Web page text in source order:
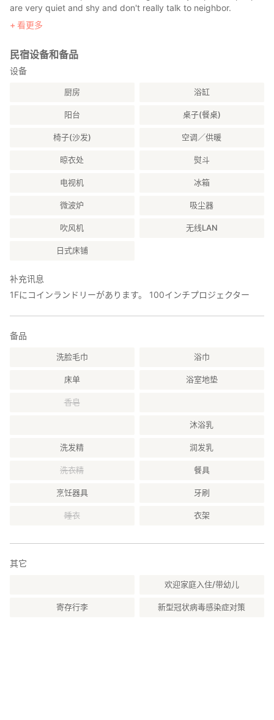
are very quiet and shy and don't really talk to neighbor.
ｱﾊﾟｰﾄ内ではお静かにお願いします｡
DON’T INVITE any unauthorized friends inside the apartment.
You can not leave used diapers for baby in my room.
You have to take it out from my room.
Also be careful baby crying for neighborhood.
看更多
民宿设备和备品
设备
厨房 浴缸
阳台 桌子(餐桌)
椅子(沙发) 空调／供暖
晾衣处 熨斗
电视机 冰箱
微波炉 吸尘器
吹风机 无线LAN
日式床铺
补充讯息
1Fにコインランドリーがあります。 100インチプロジェクター
备品
洗脸毛巾 浴巾
床单 浴室地垫
香皂
沐浴乳
洗发精 润发乳
洗衣精 餐具
烹饪器具 牙刷
睡衣 衣架
其它
欢迎家庭入住/带幼儿
寄存行李 新型冠状病毒感染症对策